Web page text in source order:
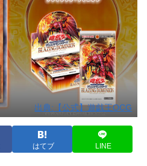
出典:【公式】遊戯王OCG
はてブ LINE